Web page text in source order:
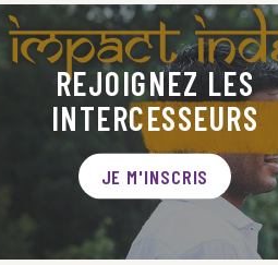
REJOIGNEZ LES
INTERCESSEURS
JE M'INSCRIS